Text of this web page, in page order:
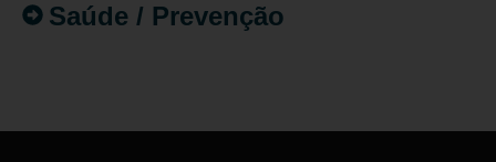
Saúde / Prevenção